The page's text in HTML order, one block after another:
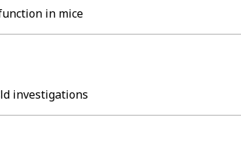
in mice
investigations